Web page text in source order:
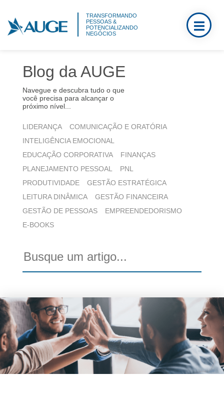
TRANSFORMANDO
PESSOAS &
POTENCIALIZANDO
NEGÓCIOS
Blog da AUGE
Navegue e descubra tudo o que
você precisa para alcançar o
próximo nível...
LIDERANÇA
COMUNICAÇÃO E ORATÓRIA
INTELIGÊNCIA EMOCIONAL
EDUCAÇÃO CORPORATIVA
FINANÇAS
PLANEJAMENTO PESSOAL
PNL
PRODUTIVIDADE
GESTÃO ESTRATÉGICA
LEITURA DINÂMICA
GESTÃO FINANCEIRA
GESTÃO DE PESSOAS
EMPREENDEDORISMO
E-BOOKS